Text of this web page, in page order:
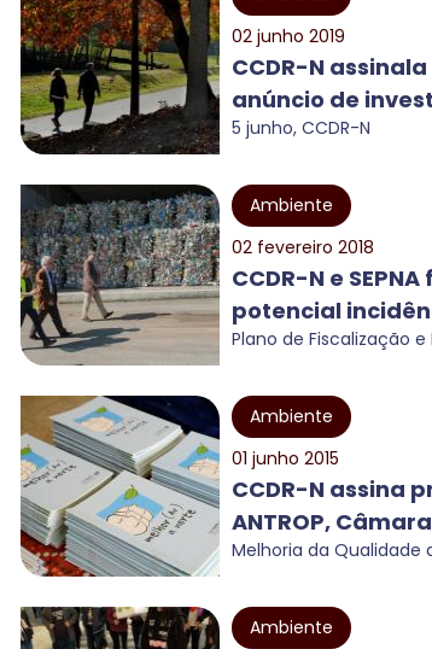
02 junho 2019
CCDR-N
anúncio de
5 junho, CCDR-N
Ambiente
02 fevereiro 2018
CCDR-N e
potencial
Plano de Fiscalização
Ambiente
01 junho 2015
CCDR-N assina
ANTROP,
Melhoria da Qualidade
Ambiente